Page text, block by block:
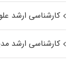
کارشناسی ارشد
کارشناسی ارشد